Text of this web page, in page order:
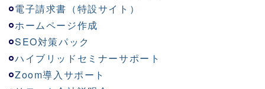
電子請求書（特設サイト）
ホームページ作成
SEO対策パック
ハイブリッドセミナーサポート
Zoom導入サポート